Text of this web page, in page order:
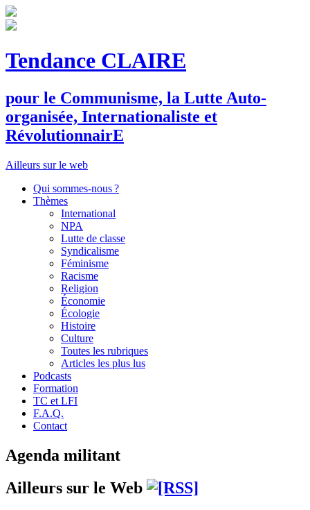
Tendance CLAIRE
pour le Communisme, la Lutte Auto-
organisée, Internationaliste et
RévolutionnairE
Ailleurs sur le web
Qui sommes-nous ?
Thèmes
International
NPA
Lutte de classe
Syndicalisme
Féminisme
Racisme
Religion
Économie
Écologie
Histoire
Culture
Toutes les rubriques
Articles les plus lus
Podcasts
Formation
TC et LFI
F.A.Q.
Contact
Agenda militant
Ailleurs sur le Web